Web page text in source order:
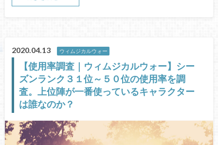
2020.04.13 ウィムジカルウォー
【使用率調査｜ウィムジカルウォー】シー
ズンランク３１位～５０位の使用率を調
査。上位陣が一番使っているキャラクター
は誰なのか？